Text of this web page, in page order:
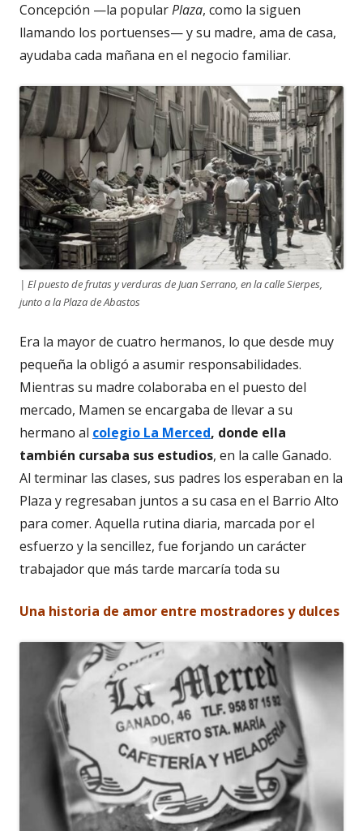
Concepción —la popularPlaza, como la siguen
llamando los portuenses— y su madre, ama de casa,
ayudaba cada mañana en el negocio familiar.
| El puesto de frutas y verduras de Juan Serrano, en la calle Sierpes,
junto a la Plaza de Abastos
Era la mayor de cuatro hermanos, lo que desde muy
pequeña la obligó a asumir responsabilidades.
Mientras su madre colaboraba en el puesto del
mercado, Mamen se encargaba de llevar a su
hermano al colegio La Merced, donde ella
también cursaba sus estudios, en la calle Ganado.
Al terminar las clases, sus padres los esperaban en la
Plaza y regresaban juntos a su casa en el Barrio Alto
para comer. Aquella rutina diaria, marcada por el
esfuerzo y la sencillez, fue forjando un carácter
trabajador que más tarde marcaría toda su
Una historia de amor entre mostradores y dulces